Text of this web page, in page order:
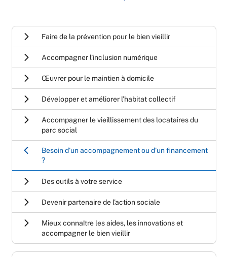
Faire de la prévention pour le bien vieillir
Accompagner l’inclusion numérique
Œuvrer pour le maintien à domicile
Développer et améliorer l’habitat collectif
Accompagner le vieillissement des locataires du
parc social
Besoin d’un accompagnement ou d’un financement
?
Des outils à votre service
Devenir partenaire de l’action sociale
Mieux connaître les aides, les innovations et
accompagner le bien vieillir